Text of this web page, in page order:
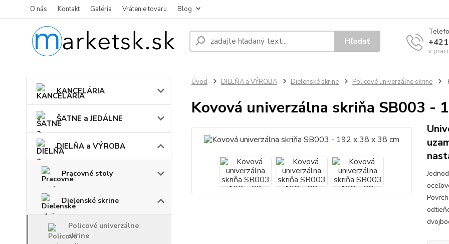
O nás Kontakt Galéria Vrátenie tovaru Blog
Hľadať
v
KANCELÁRIA
ŠATNE a JEDÁLNE
DIELŇA a VÝROBA
Pracovné stoly
Dielenské skrine
Policové univerzálne
skrine
Úvod DIELŇA a VÝROBA Dielenské skrine Policové univerzálne skrine
Kovová univerzálna skriňa SB003 -